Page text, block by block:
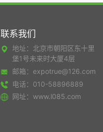
联系我们
地址：北京市朝阳区东十里
堡1号未来时大厦4层
邮箱：expotrue@126.com
电话：010-58896889
网址：www.l085.com